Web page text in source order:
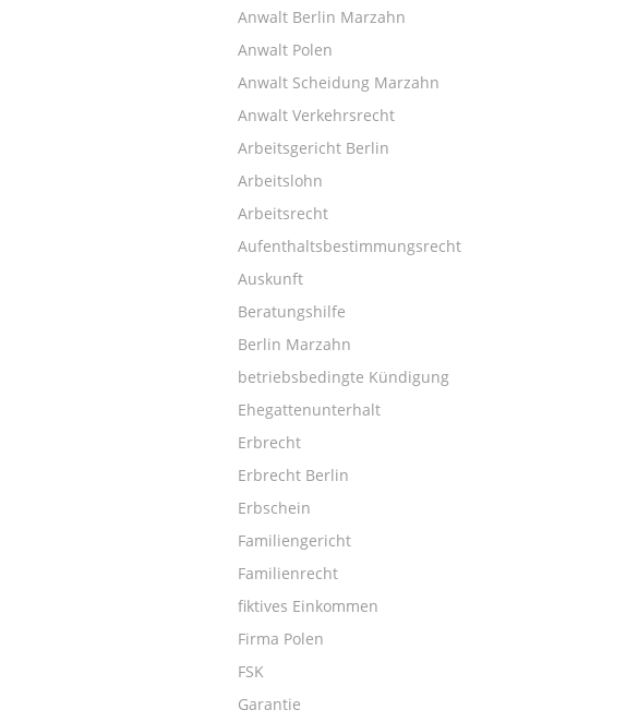
Anwalt Berlin Marzahn
Anwalt Polen
Anwalt Scheidung Marzahn
Anwalt Verkehrsrecht
Arbeitsgericht Berlin
Arbeitslohn
Arbeitsrecht
Aufenthaltsbestimmungsrecht
Auskunft
Beratungshilfe
Berlin Marzahn
betriebsbedingte Kündigung
Ehegattenunterhalt
Erbrecht
Erbrecht Berlin
Erbschein
Familiengericht
Familienrecht
fiktives Einkommen
Firma Polen
FSK
Garantie